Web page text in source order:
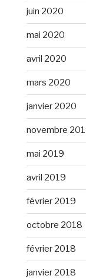
juin 2020
mai 2020
avril 2020
mars 2020
janvier 2020
novembre
mai 2019
avril 2019
février 2019
octobre 2018
février 2018
janvier 2018